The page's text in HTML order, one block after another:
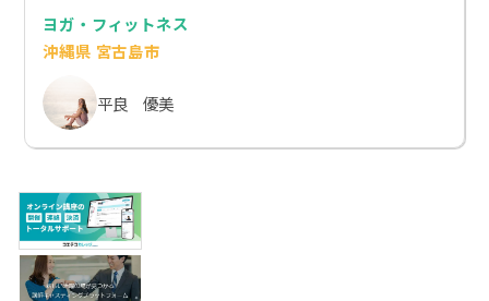
ヨガ・フィットネス
沖縄県 宮古島市
平良 優美